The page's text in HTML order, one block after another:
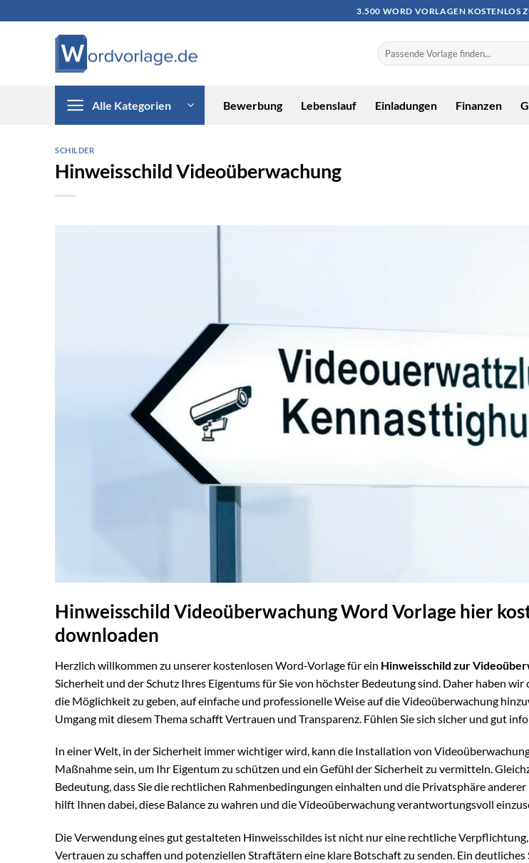
3.500 WORD VORLAGEN KOSTENLOS
Alle Kategorien Bewerbung Lebenslauf Einladungen Finanzen
SCHILDER
Hinweisschild Videoüberwachung
Hinweisschild Videoüberwachung Word Vorlage hier
downloaden
Herzlich willkommen zu unserer kostenlosen Word-Vorlage für ein Hinweisschild zur
Sicherheit und der Schutz Ihres Eigentums für Sie von höchster Bedeutung sind. Daher haben
die Möglichkeit zu geben, auf einfache und professionelle Weise auf die Videoüberwachung
Umgang mit diesem Thema schafft Vertrauen und Transparenz. Fühlen Sie sich sicher und gut
In einer Welt, in der Sicherheit immer wichtiger wird, kann die Installation von
Maßnahme sein, um Ihr Eigentum zu schützen und ein Gefühl der Sicherheit zu vermitteln.
Bedeutung, dass Sie die rechtlichen Rahmenbedingungen einhalten und die Privatsphäre
hilft Ihnen dabei, diese Balance zu wahren und die Videoüberwachung verantwortungsvoll
Die Verwendung eines gut gestalteten Hinweisschildes ist nicht nur eine rechtliche
Vertrauen zu schaffen und potenziellen Straftätern eine klare Botschaft zu senden. Ein deutliches